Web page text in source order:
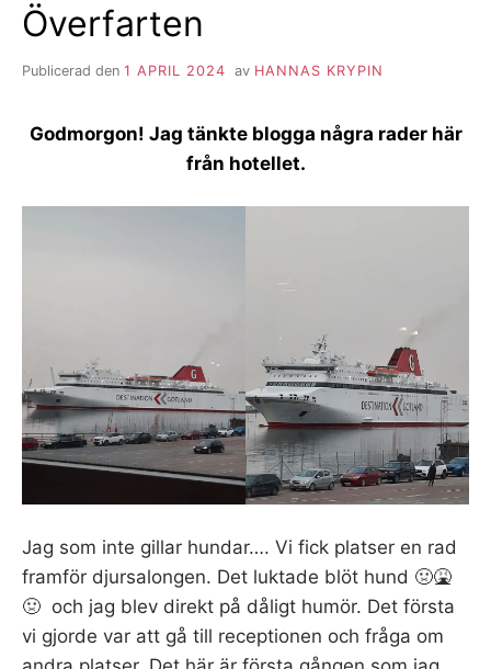
Överfarten
Publicerad den 1 APRIL 2024 av HANNAS KRYPIN
Godmorgon! Jag tänkte blogga några rader här
från hotellet.
Jag som inte gillar hundar…. Vi fick platser en rad
framför djursalongen. Det luktade blöt hund 🤢🤮
🤢 och jag blev direkt på dåligt humör. Det första
vi gjorde var att gå till receptionen och fråga om